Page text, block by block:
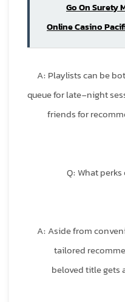
Go On Surety
Online Casino
A: Playlists can be
queue for late-night
friends for
Q: What
A: Aside from
tailored
beloved title gets